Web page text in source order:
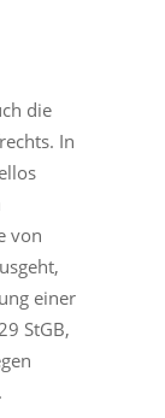
die
In
von
einer
StGB,